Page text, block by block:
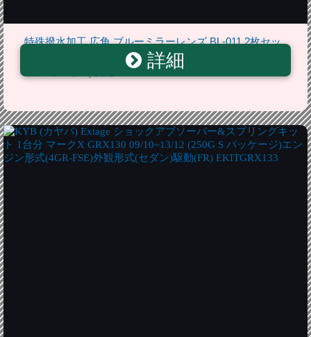
特殊撥水加工 広角 ブルーミラーレンズ BL-011 2枚セッ
トプリウスα/20ウィッシュ/130系マークX/ラクティス/パ
ッソ/カムリ/IQ後期 BL-011
詳細